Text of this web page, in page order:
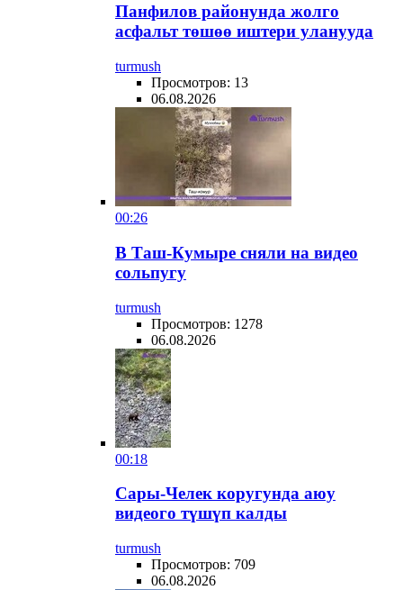
Панфилов районунда жолго
асфальт төшөө иштери уланууда
turmush
Просмотров: 13
06.08.2026
00:26
В Таш-Кумыре сняли на видео
сольпугу
turmush
Просмотров: 1278
06.08.2026
00:18
Сары-Челек коругунда аюу
видеого түшүп калды
turmush
Просмотров: 709
06.08.2026